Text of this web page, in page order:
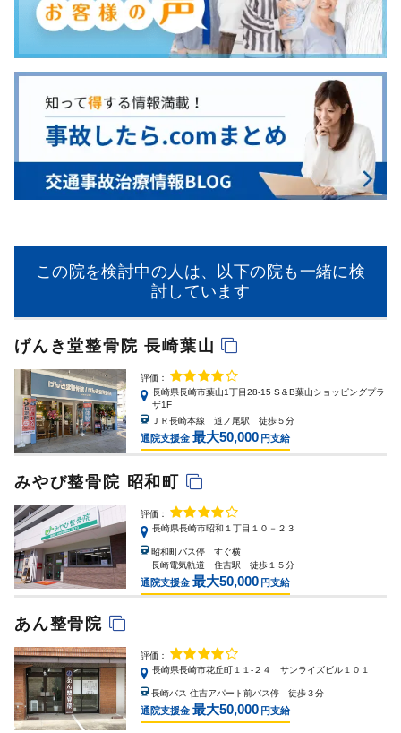
この院を検討中の人は、以下の院も一緒に検
討しています
げんき堂整骨院 長崎葉山
評価：
長崎県長崎市葉山1丁目28-15 S＆B葉山ショッピングプラ
ザ1F
ＪＲ長崎本線 道ノ尾駅 徒歩５分
通院支援金 最大50,000 円支給
みやび整骨院 昭和町
評価：
長崎県長崎市昭和１丁目１０－２３
昭和町バス停 すぐ横
長崎電気軌道 住吉駅 徒歩１５分
通院支援金 最大50,000 円支給
あん整骨院
評価：
長崎県長崎市花丘町１１-２４ サンライズビル１０１
長崎バス 住吉アパート前バス停 徒歩３分
通院支援金 最大50,000 円支給